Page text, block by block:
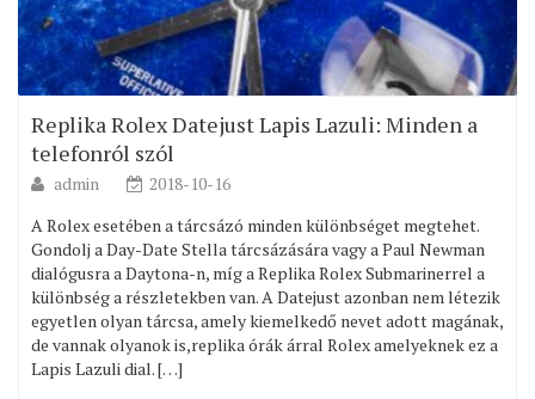
Replika Rolex Datejust Lapis Lazuli: Minden a
telefonról szól
admin
2018-10-16
A Rolex esetében a tárcsázó minden különbséget megtehet.
Gondolj a Day-Date Stella tárcsázására vagy a Paul Newman
dialógusra a Daytona-n, míg a Replika Rolex Submarinerrel a
különbség a részletekben van. A Datejust azonban nem létezik
egyetlen olyan tárcsa, amely kiemelkedő nevet adott magának,
de vannak olyanok is,replika órák árral Rolex amelyeknek ez a
Lapis Lazuli dial. […]